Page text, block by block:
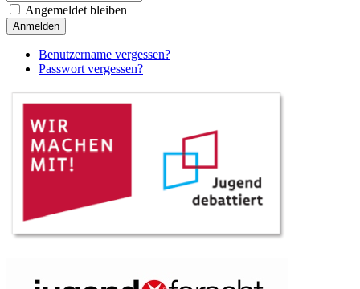
Angemeldet bleiben
Anmelden
Benutzername vergessen?
Passwort vergessen?